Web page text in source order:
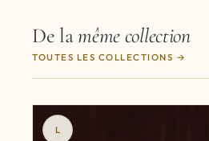
De lamême collection
TOUTES LES COLLECTIONS
L